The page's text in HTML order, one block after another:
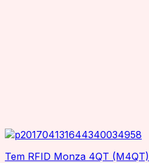
Tem RFID Monza 4QT (M4QT)